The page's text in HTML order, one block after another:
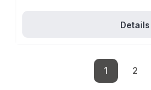
Details
Seite
1
Seite
2